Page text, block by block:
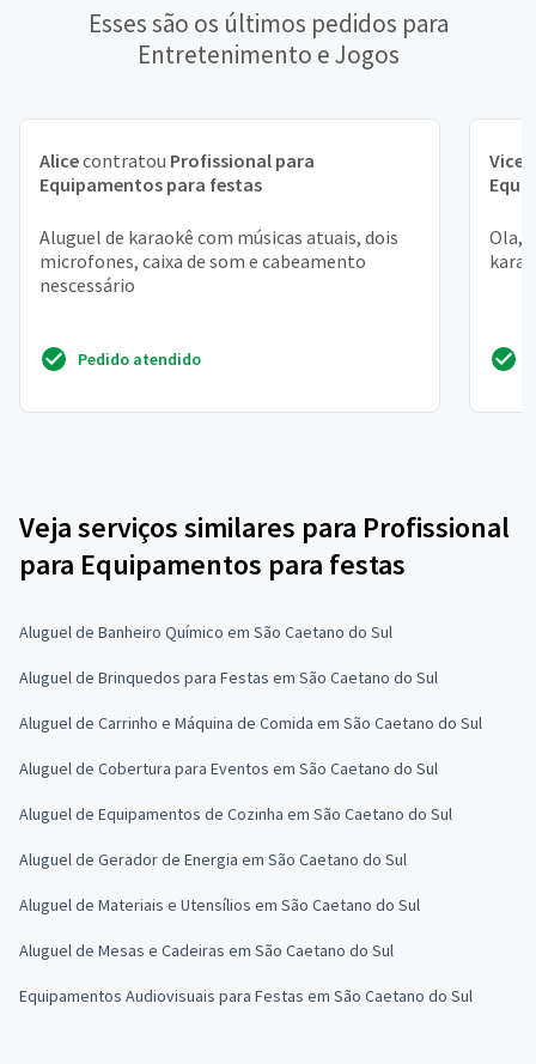
Esses são os últimos pedidos para
Entretenimento e Jogos
Alicecontratou Profissional para
Equipamentos para festas
Aluguel de karaokê com músicas atuais, dois
microfones, caixa de som e cabeamento
nescessário
Pedido atendido
Ola,
Veja serviços similares para Profissional
para Equipamentos para festas
Aluguel de Banheiro Químico em São Caetano do Sul
Aluguel de Brinquedos para Festas em São Caetano do Sul
Aluguel de Carrinho e Máquina de Comida em São Caetano do Sul
Aluguel de Cobertura para Eventos em São Caetano do Sul
Aluguel de Equipamentos de Cozinha em São Caetano do Sul
Aluguel de Gerador de Energia em São Caetano do Sul
Aluguel de Materiais e Utensílios em São Caetano do Sul
Aluguel de Mesas e Cadeiras em São Caetano do Sul
Equipamentos Audiovisuais para Festas em São Caetano do Sul